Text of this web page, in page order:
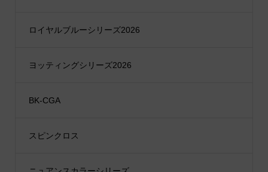
ロイヤルブルーシリーズ2026
ヨッティングシリーズ2026
BK-CGA
スピンクロス